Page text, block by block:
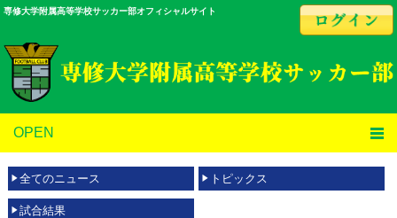
専修大学附属高等学校サッカー部オフィシャルサイト
OPEN
全てのニュース トピックス
試合結果